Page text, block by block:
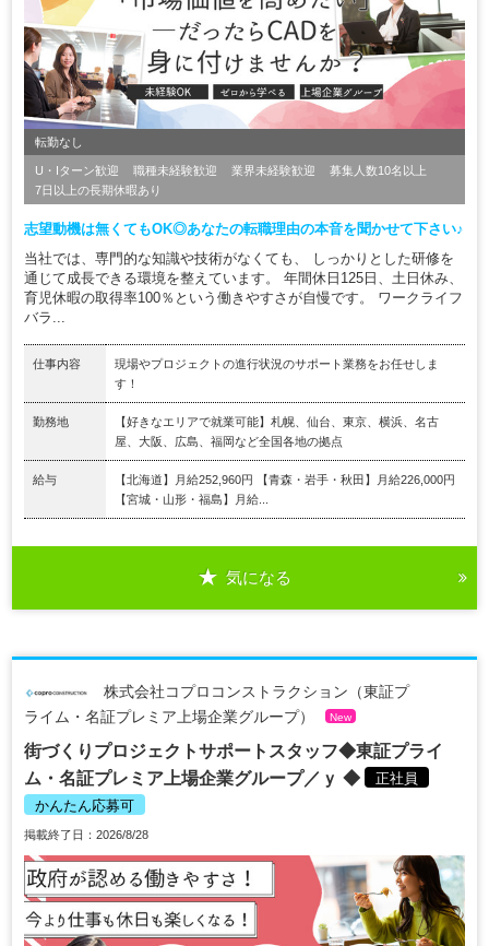
転勤なし
U・Iターン歓迎 職種未経験歓迎 業界未経験歓迎
募集人数10名以上
7日以上の長期休暇あり
志望動機は無くてもOK◎あなたの転職理由の本音を聞かせて下さい♪
当社では、専門的な知識や技術がなくても、 しっかりとした研修を
通じて成長できる環境を整えています。 年間休日125日、土日休み、
育児休暇の取得率100％という働きやすさが自慢です。 ワークライフ
バラ...
仕事内容
現場やプロジェクトの進行状況のサポート業務をお任せしま
す！
勤務地
【好きなエリアで就業可能】札幌、仙台、東京、横浜、名古
屋、大阪、広島、福岡など全国各地の拠点
給与
【北海道】月給252,960円 【青森・岩手・秋田】月給226,000円
【宮城・山形・福島】月給...
気になる
株式会社コプロコンストラクション（東証プ
ライム・名証プレミア上場企業グループ）
New
街づくりプロジェクトサポートスタッフ◆東証プライ
ム・名証プレミア上場企業グループ／ｙ ◆
正社員
かんたん応募可
掲載終了日：2026/8/28